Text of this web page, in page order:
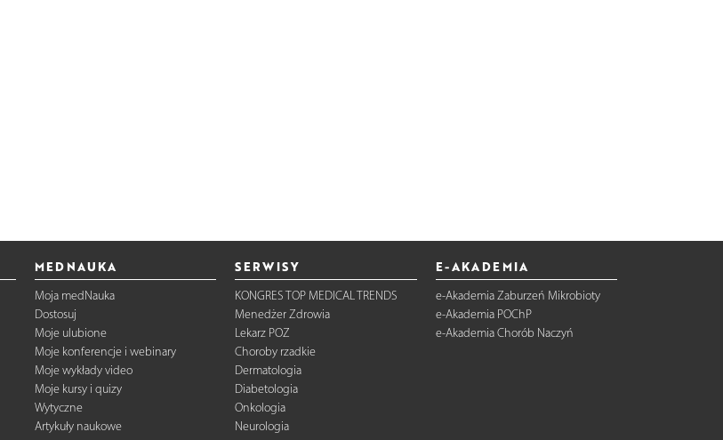
MEDNAUKA
Moja medNauka
Dostosuj
Moje ulubione
Moje konferencje i webinary
Moje wykłady video
Moje kursy i quizy
Wytyczne
Artykuły naukowe
SERWISY
KONGRES TOP MEDICAL TRENDS
Menedżer Zdrowia
Lekarz POZ
Choroby rzadkie
Dermatologia
Diabetologia
Onkologia
Neurologia
E-AKADEMIA
e-Akademia Zaburzeń Mikrobioty
e-Akademia POChP
e-Akademia Chorób Naczyń